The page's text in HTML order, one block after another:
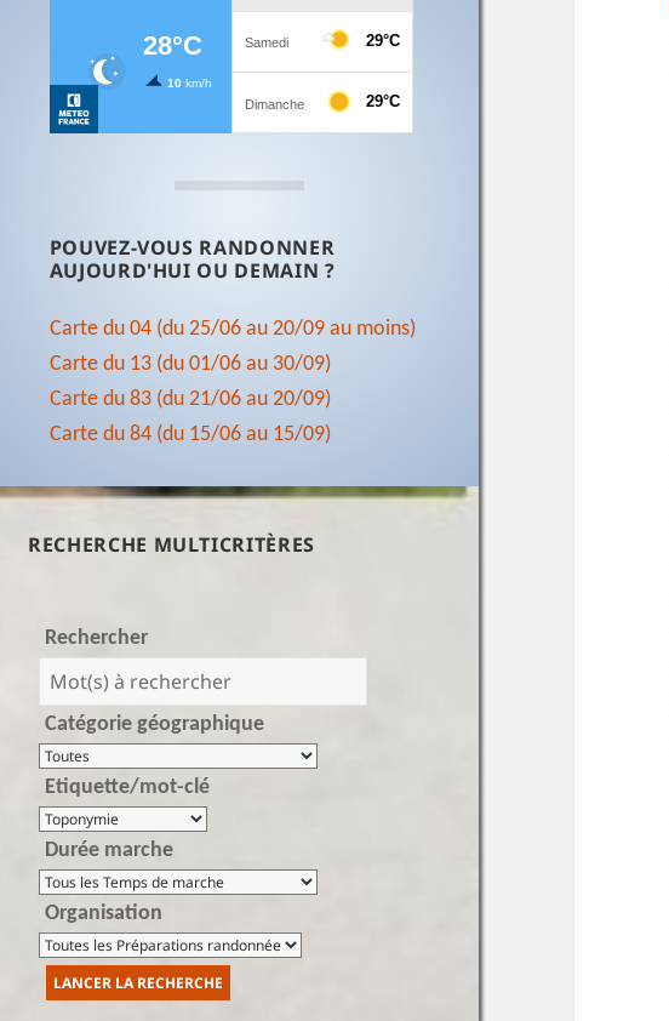
POUVEZ-VOUS RANDONNER
AUJOURD'HUI OU DEMAIN ?
Carte du 04 (du 25/06 au 20/09 au moins)
Carte du 13 (du 01/06 au 30/09)
Carte du 83 (du 21/06 au 20/09)
Carte du 84 (du 15/06 au 15/09)
RECHERCHE MULTICRITÈRES
Rechercher
Catégorie géographique
Etiquette/mot-clé
Durée marche
Organisation